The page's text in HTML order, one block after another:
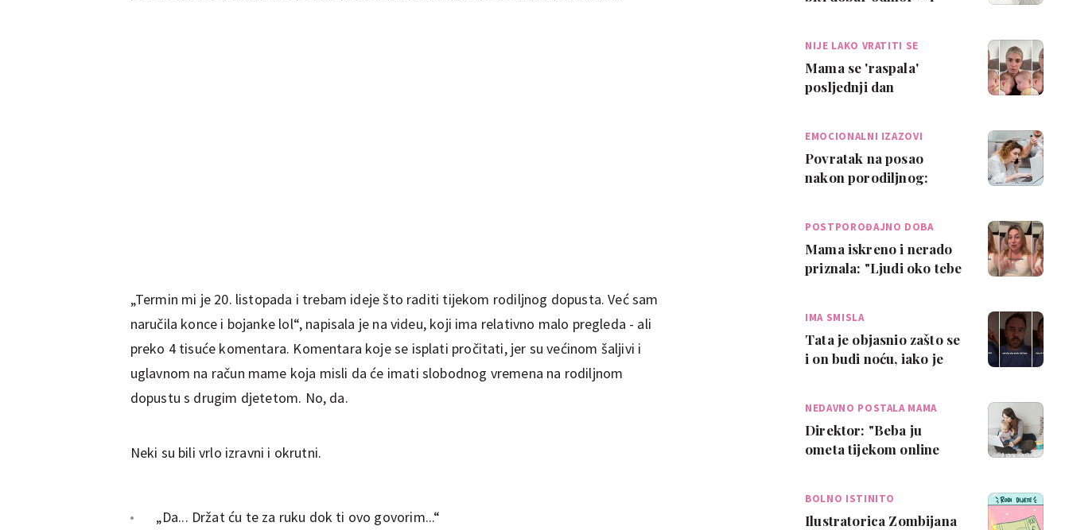
„Termin mi je 20. listopada i trebam ideje što raditi tijekom rodiljnog dopusta. Već sam
naručila konce i bojanke lol“, napisala je na videu, koji ima relativno malo pregleda - ali
preko 4 tisuće komentara. Komentara koje se isplati pročitati, jer su većinom šaljivi i
uglavnom na račun mame koja misli da će imati slobodnog vremena na rodiljnom
dopustu s drugim djetetom. No, da.
Neki su bili vrlo izravni i okrutni.
„Da... Držat ću te za ruku dok ti ovo govorim...“
NIJE LAKO VRATITI SE
Mama se 'raspala'
posljednji dan
krat…
EMOCIONALNI IZAZOVI
Povratak na posao
nakon porodiljnog:
nesig…
POSTPOROĐAJNO DOBA
Mama iskreno i nerado
priznala: "Ljudi oko tebe
IMA SMISLA
Tata je objasnio zašto se
i on budi noću, iako je
NEDAVNO POSTALA MAMA
Direktor: "Beba ju
ometa tijekom online
BOLNO ISTINITO
Ilustratorica Zombijana